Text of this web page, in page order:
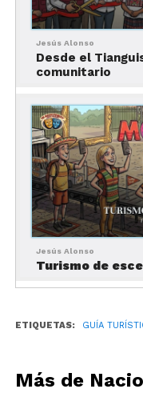
Jesús Alonso
Desde el
comunitario
Jesús Alonso
Turismo de
ETIQUETAS: GUÍA
Más de